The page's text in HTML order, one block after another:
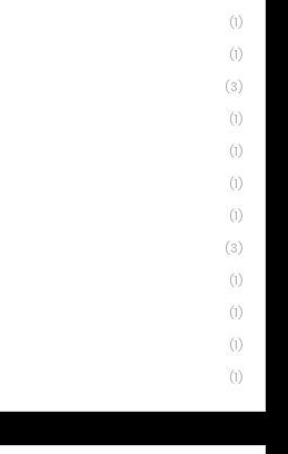
(1)
(1)
(3)
(1)
(1)
(1)
(1)
(3)
(1)
(1)
(1)
(1)